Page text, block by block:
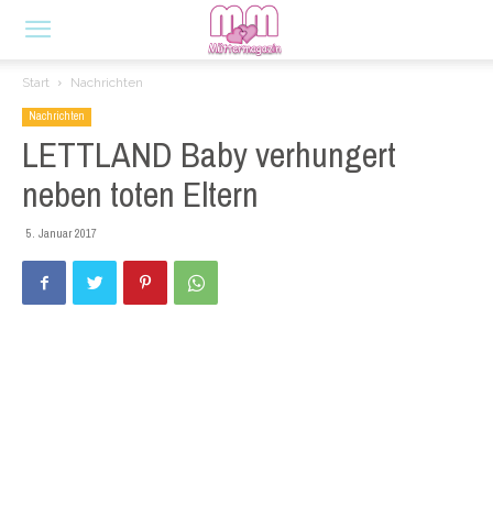
Start Nachrichten
Nachrichten
LETTLAND Baby verhungert
neben toten Eltern
5. Januar 2017